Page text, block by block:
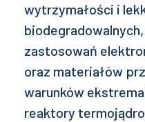
wytrzymałości i
zastosowań
oraz materiałów
warunków
reaktory